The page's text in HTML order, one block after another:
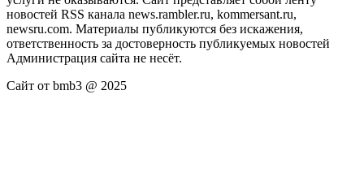
новостей RSS канала news.rambler.ru, kommersant.ru,
newsru.com. Материалы публикуются без искажения,
ответственность за достоверность публикуемых новостей
Администрация сайта не несёт.
Сайт от bmb3 @ 2025